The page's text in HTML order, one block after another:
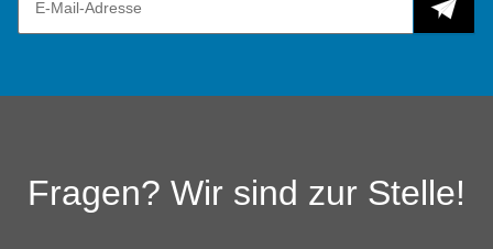
Fragen? Wir sind zur Stelle!